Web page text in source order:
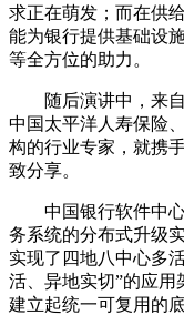
求正在萌发；而在供
能为银行提供基础设
等全方位的助力。
随后演讲中，来
中国太平洋人寿保险
构的行业专家，就携
致分享。
中国银行软件中
务系统的分布式升级
实现了四地八中心多
活、异地实切”的应
建立起统一可复用的